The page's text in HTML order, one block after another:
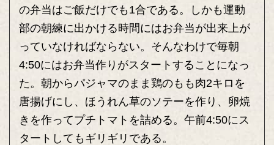
の弁当はご飯だけでも1合である。しかも運動
部の朝練に出かける時間にはお弁当が出来上が
っていなければならない。そんなわけで毎朝
4:50にはお弁当作りがスタートすることになっ
た。朝からパジャマのまま鶏のもも肉2キロを
唐揚げにし、ほうれん草のソテーを作り、卵焼
きを作ってプチトマトを詰める。午前4:50にス
タートしてもギリギリである。